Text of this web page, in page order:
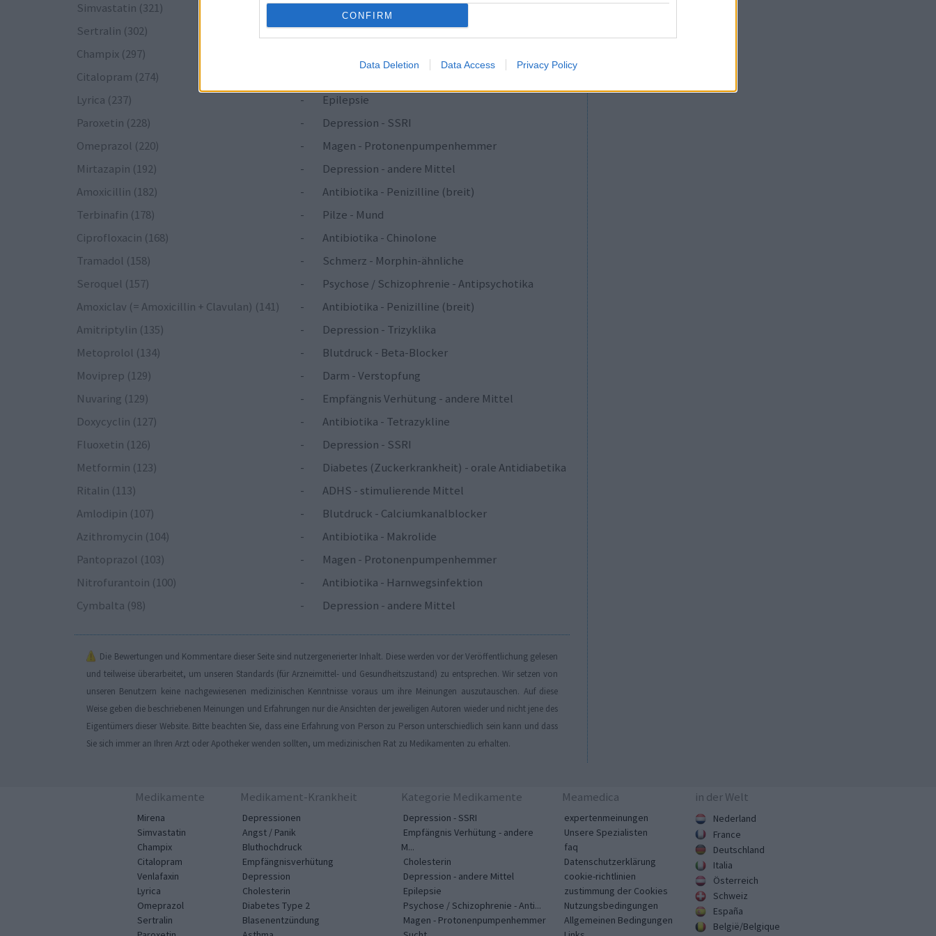
CONFIRM
Data Deletion Data Access Privacy Policy
Simvastatin (321)
-
Cholesterin
Sertralin (302)
-
Depression - SSRI
Champix (297)
Citalopram (274)
Lyrica (237)
-
Epilepsie
Paroxetin (228)
-
Depression - SSRI
Omeprazol (220)
-
Magen - Protonenpumpenhemmer
Mirtazapin (192)
-
Depression - andere Mittel
Amoxicillin (182)
-
Antibiotika - Penizilline (breit)
Terbinafin (178)
-
Pilze - Mund
Ciprofloxacin (168)
-
Antibiotika - Chinolone
Tramadol (158)
-
Schmerz - Morphin-ähnliche
Seroquel (157)
-
Psychose / Schizophrenie - Antipsychotika
Amoxiclav (= Amoxicillin + Clavulan) (141)
-
Antibiotika - Penizilline (breit)
Amitriptylin (135)
-
Depression - Trizyklika
Metoprolol (134)
-
Blutdruck - Beta-Blocker
Moviprep (129)
-
Darm - Verstopfung
Nuvaring (129)
-
Empfängnis Verhütung - andere Mittel
Doxycyclin (127)
-
Antibiotika - Tetrazykline
Fluoxetin (126)
-
Depression - SSRI
Metformin (123)
-
Diabetes (Zuckerkrankheit) - orale Antidiabetika
Ritalin (113)
-
ADHS - stimulierende Mittel
Amlodipin (107)
-
Blutdruck - Calciumkanalblocker
Azithromycin (104)
-
Antibiotika - Makrolide
Pantoprazol (103)
-
Magen - Protonenpumpenhemmer
Nitrofurantoin (100)
-
Antibiotika - Harnwegsinfektion
Cymbalta (98)
- Depression - andere Mittel
Die Bewertungen und Kommentare dieser Seite sind nutzergenerierter Inhalt. Diese werden vor der Veröffentlichung gelesen
und teilweise überarbeitet, um unseren Standards (für Arzneimittel- und Gesundheitszustand) zu entsprechen. Wir setzen von
unseren Benutzern keine nachgewiesenen medizinischen Kenntnisse voraus um ihre Meinungen auszutauschen. Auf diese
Weise geben die beschriebenen Meinungen und Erfahrungen nur die Ansichten der jeweiligen Autoren wieder und nicht jene des
Eigentümers dieser Website. Bitte beachten Sie, dass eine Erfahrung von Person zu Person unterschiedlich sein kann und dass
Sie sich immer an Ihren Arzt oder Apotheker wenden sollten, um medizinischen Rat zu Medikamenten zu erhalten.
Medikamente
Mirena
Simvastatin
Champix
Citalopram
Venlafaxin
Lyrica
Omeprazol
Sertralin
Medikament-Krankheit
Depressionen
Angst / Panik
Bluthochdruck
Empfängnisverhütung
Depression
Cholesterin
Diabetes Type 2
Blasenentzündung
Kategorie Medikamente
Depression - SSRI
Empfängnis Verhütung - andere
M...
Cholesterin
Depression - andere Mittel
Epilepsie
Psychose / Schizophrenie - Anti...
Magen - Protonenpumpenhemmer
Meamedica
expertenmeinungen
Unsere Spezialisten
faq
Datenschutzerklärung
cookie-richtlinien
zustimmung der Cookies
Nutzungsbedingungen
Allgemeinen Bedingungen
in der Welt
Nederland
France
Deutschland
Italia
Österreich
Schweiz
España
België/Belgique